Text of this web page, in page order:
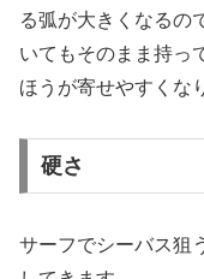
る弧が大きくなるの
いてもそのまま持っ
ほうが寄せやすくな
硬さ
サーフでシーバス狙